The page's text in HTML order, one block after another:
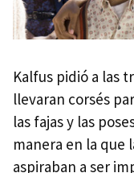
Kalfus pidió a las
llevaran corsés
las fajas y las
manera en la que
aspiraban a ser